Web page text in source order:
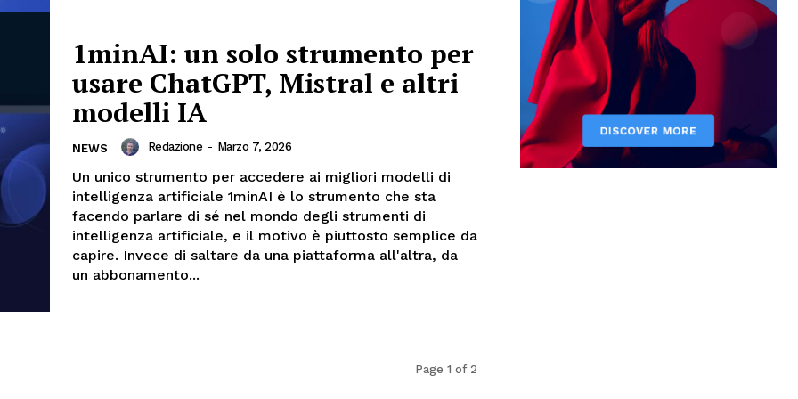
1minAI: un solo strumento per
usare ChatGPT, Mistral e altri
modelli IA
NEWS Redazione - Marzo 7, 2026
Un unico strumento per accedere ai migliori modelli di
intelligenza artificiale 1minAI è lo strumento che sta
facendo parlare di sé nel mondo degli strumenti di
intelligenza artificiale, e il motivo è piuttosto semplice da
capire. Invece di saltare da una piattaforma all'altra, da
un abbonamento...
Page 1 of 2